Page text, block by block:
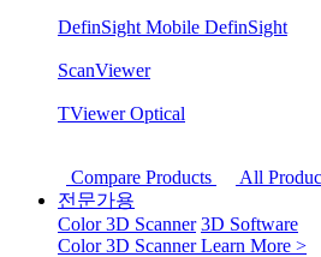
DefinSight Mobile DefinSight
ScanViewer
TViewer Optical
Compare Products
All
전문가용
Color 3D Scanner 3D Software
Color 3D ScannerLearn More >